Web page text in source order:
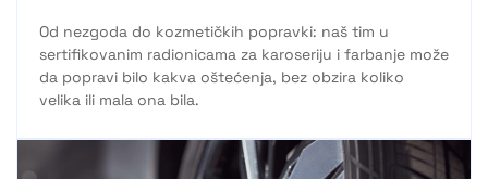
Od nezgoda do kozmetičkih popravki: naš tim u
sertifikovanim radionicama za karoseriju i farbanje može
da popravi bilo kakva oštećenja, bez obzira koliko
velika ili mala ona bila.